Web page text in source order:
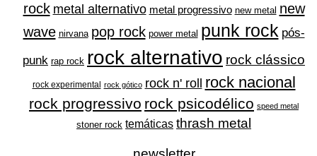
rock metal alternativo metal progressivo new metal new
wave nirvana pop rock power metal punk rock pós-
punk rap rock rock alternativo rock clássico
rock experimental rock gótico rock n' roll rock nacional
rock progressivo rock psicodélico speed metal
stoner rock temáticas thrash metal